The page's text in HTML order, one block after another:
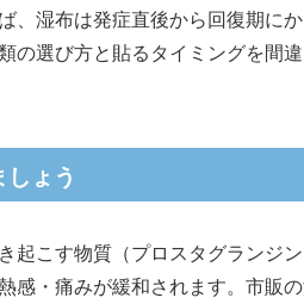
、湿布は発症直後から回復期に
の選び方と貼るタイミングを間違
ょう
こす物質（プロスタグランジン
感・痛みが緩和されます。市販